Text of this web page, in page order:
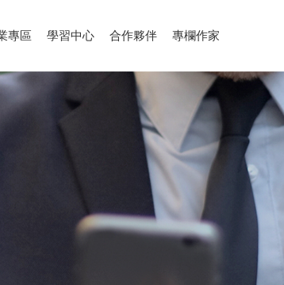
專區 學習中心 合作夥伴 專欄作家